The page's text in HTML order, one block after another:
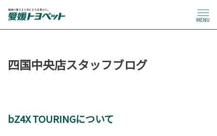
MENU
四国中央店スタッフブログ
bZ4X TOURINGについて